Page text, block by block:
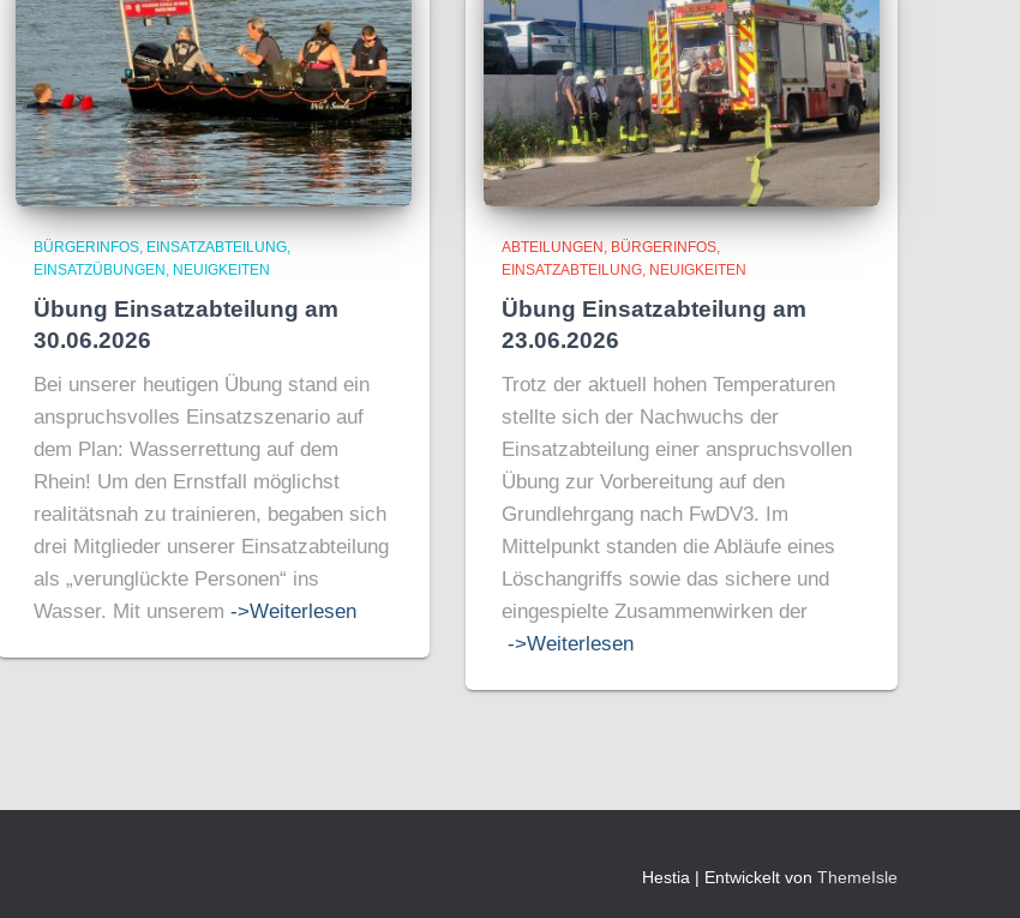
BÜRGERINFOS EINSATZABTEILUNG
EINSATZÜBUNGEN
NEUIGKEITEN
Übung Einsatzabteilung am
30.06.2026
Bei unserer heutigen Übung stand ein
anspruchsvolles Einsatzszenario auf
dem Plan: Wasserrettung auf dem
Rhein! Um den Ernstfall möglichst
realitätsnah zu trainieren, begaben sich
drei Mitglieder unserer Einsatzabteilung
als „verunglückte Personen“ ins
Wasser. Mit unserem ->Weiterlesen
ABTEILUNGEN
BÜRGERINFOS
EINSATZABTEILUNG NEUIGKEITEN
Übung Einsatzabteilung am
23.06.2026
Trotz der aktuell hohen Temperaturen
stellte sich der Nachwuchs der
Einsatzabteilung einer anspruchsvollen
Übung zur Vorbereitung auf den
Grundlehrgang nach FwDV3. Im
Mittelpunkt standen die Abläufe eines
Löschangriffs sowie das sichere und
eingespielte Zusammenwirken der
->Weiterlesen
Hestia | Entwickelt von ThemeIsle